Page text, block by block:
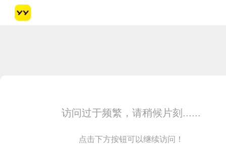
访问过于频繁，请稍候片刻......
点击下方按钮可以继续访问！